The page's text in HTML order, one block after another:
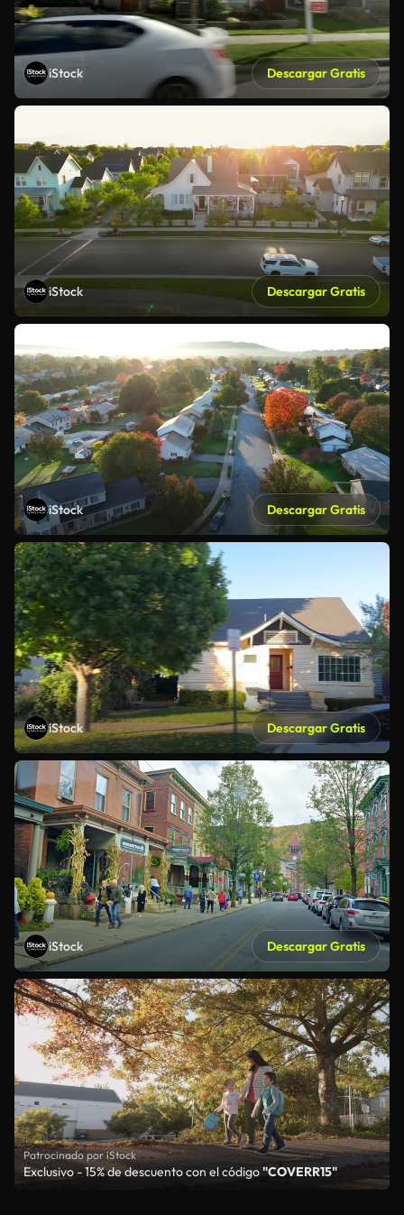
iStock Descargar Gratis
iStock Descargar Gratis
iStock Descargar Gratis
iStock Descargar Gratis
iStock Descargar Gratis
Patrocinado por iStock
Exclusivo - 15% de descuento con el código"COVERR15"